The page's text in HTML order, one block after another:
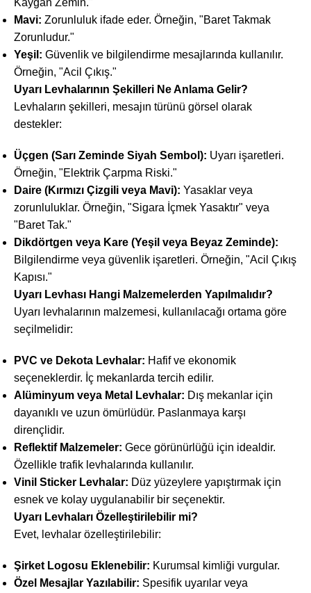
Kaygan Zemin."
Mavi: Zorunluluk ifade eder. Örneğin, "Baret Takmak
Zorunludur."
Yeşil: Güvenlik ve bilgilendirme mesajlarında kullanılır.
Örneğin, "Acil Çıkış."
Uyarı Levhalarının Şekilleri Ne Anlama Gelir?
Levhaların şekilleri, mesajın türünü görsel olarak
destekler:
Üçgen (Sarı Zeminde Siyah Sembol): Uyarı işaretleri.
Örneğin, "Elektrik Çarpma Riski."
Daire (Kırmızı Çizgili veya Mavi): Yasaklar veya
zorunluluklar. Örneğin, "Sigara İçmek Yasaktır" veya
"Baret Tak."
Dikdörtgen veya Kare (Yeşil veya Beyaz Zeminde):
Bilgilendirme veya güvenlik işaretleri. Örneğin, "Acil Çıkış
Kapısı."
Uyarı Levhası Hangi Malzemelerden Yapılmalıdır?
Uyarı levhalarının malzemesi, kullanılacağı ortama göre
seçilmelidir:
PVC ve Dekota Levhalar: Hafif ve ekonomik
seçeneklerdir. İç mekanlarda tercih edilir.
Alüminyum veya Metal Levhalar: Dış mekanlar için
dayanıklı ve uzun ömürlüdür. Paslanmaya karşı
dirençlidir.
Reflektif Malzemeler: Gece görünürlüğü için idealdir.
Özellikle trafik levhalarında kullanılır.
Vinil Sticker Levhalar: Düz yüzeylere yapıştırmak için
esnek ve kolay uygulanabilir bir seçenektir.
Uyarı Levhaları Özelleştirilebilir mi?
Evet, levhalar özelleştirilebilir:
Şirket Logosu Eklenebilir: Kurumsal kimliği vurgular.
Özel Mesajlar Yazılabilir: Spesifik uyarılar veya